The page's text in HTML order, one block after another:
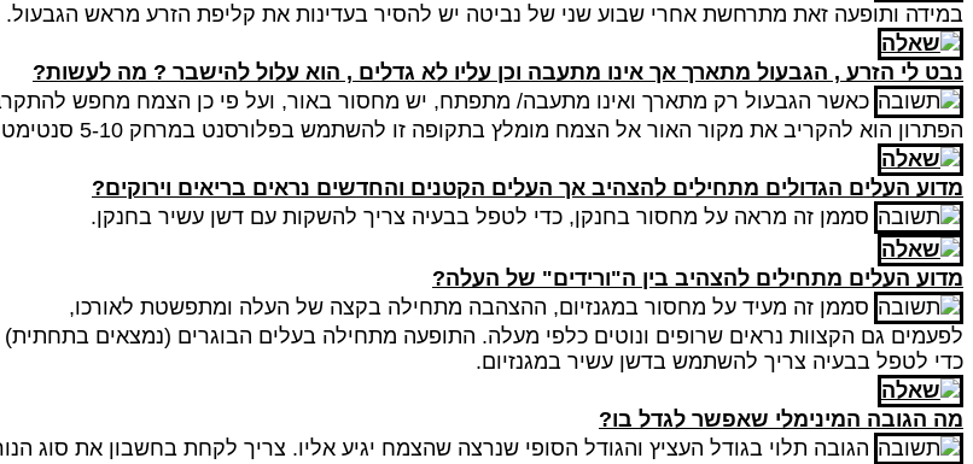
במידה ותופעה זאת מתרחשת אחרי שבוע שני של נביטה יש להסיר בעדינות את קליפת הזרע מראש הגבעול.
נבט לי הזרע , הגבעול מתארך אך אינו מתעבה וכן עליו לא גדלים , הוא עלול להישבר ? מה לעשות?
כאשר הגבעול רק מתארך ואינו מתעבה/ מתפתח, יש מחסור באור, ועל פי כן הצמח מחפש
הפתרון הוא להקריב את מקור האור אל הצמח מומלץ בתקופה זו להשתמש בפלורסנט במרחק 5-10 סנטימטר מהצמח.
מדוע העלים הגדולים מתחילים להצהיב אך העלים הקטנים והחדשים נראים בריאים וירוקים?
סממן זה מראה על מחסור בחנקן, כדי לטפל בבעיה צריך להשקות עם דשן עשיר בחנקן.
מדוע העלים מתחילים להצהיב בין ה"ורידים" של העלה?
סממן זה מעיד על מחסור במגנזיום, ההצהבה מתחילה בקצה של העלה ומתפשטת לאורכו,
לפעמים גם הקצוות נראים שרופים ונוטים כלפי מעלה. התופעה מתחילה בעלים הבוגרים (נמצאים
כדי לטפל בבעיה צריך להשתמש בדשן עשיר במגנזיום.
מה הגובה המינימלי שאפשר לגדל בו?
הגובה תלוי בגודל העציץ והגודל הסופי שנרצה שהצמח יגיע אליו. צריך לקחת בחשבון את סוג